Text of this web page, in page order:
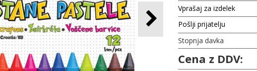
Vprašaj za izdelek
Pošlji prijatelju
Stopnja davka
Cena z DDV: